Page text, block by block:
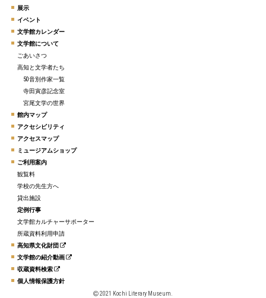
展示
イベント
文学館カレンダー
文学館について
ごあいさつ
高知と文学者たち
50音別作家一覧
寺田寅彦記念室
宮尾文学の世界
館内マップ
アクセシビリティ
アクセスマップ
ミュージアムショップ
ご利用案内
観覧料
学校の先生方へ
貸出施設
定例行事
文学館カルチャーサポーター
所蔵資料利用申請
高知県文化財団
文学館の紹介動画
収蔵資料検索
個人情報保護方針
2021 Kochi Literary Museum.